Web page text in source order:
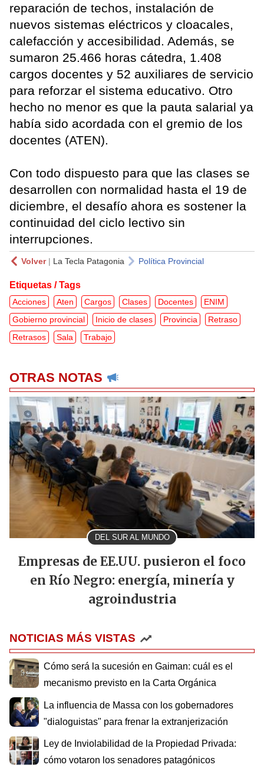
reparación de techos, instalación de
nuevos sistemas eléctricos y cloacales,
calefacción y accesibilidad. Además, se
sumaron 25.466 horas cátedra, 1.408
cargos docentes y 52 auxiliares de servicio
para reforzar el sistema educativo. Otro
hecho no menor es que la pauta salarial ya
había sido acordada con el gremio de los
docentes (ATEN).
Con todo dispuesto para que las clases se
desarrollen con normalidad hasta el 19 de
diciembre, el desafío ahora es sostener la
continuidad del ciclo lectivo sin
interrupciones.
Volver| La Tecla Patagonia Política Provincial
Etiquetas / Tags
Acciones Aten Cargos Clases Docentes
ENIM
Gobierno provincial
Inicio de clases Provincia
Retraso
Retrasos
Sala Trabajo
OTRAS NOTAS
DEL SUR AL MUNDO
Empresas de EE.UU. pusieron el foco
en Río Negro: energía, minería y
agroindustria
NOTICIAS MÁS VISTAS
Cómo será la sucesión en Gaiman: cuál es el
mecanismo previsto en la Carta Orgánica
La influencia de Massa con los gobernadores
"dialoguistas" para frenar la extranjerización
Ley de Inviolabilidad de la Propiedad Privada:
cómo votaron los senadores patagónicos